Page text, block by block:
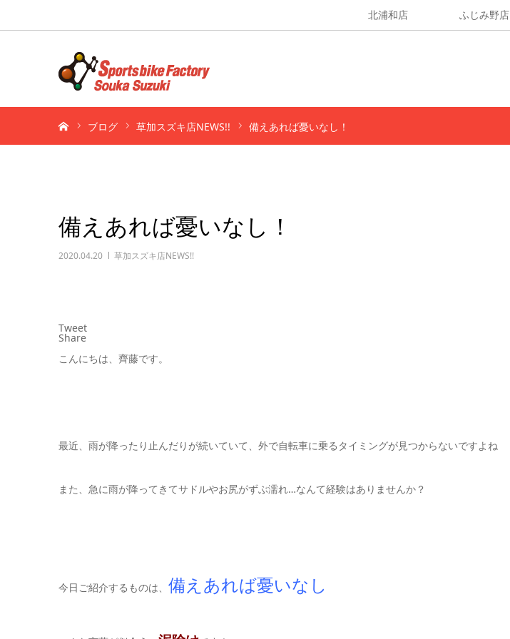
北浦和店 ふじみ野店
ブログ 草加スズキ店NEWS!! 備えあれば憂いなし！
備えあれば憂いなし！
2020.04.20 草加スズキ店NEWS!!
Tweet
Share
こんにちは、齊藤です。
最近、雨が降ったり止んだりが続いていて、外で自転車に乗るタイミングが見つからないですよね
また、急に雨が降ってきてサドルやお尻がずぶ濡れ…なんて経験はありませんか？
今日ご紹介するものは、 備えあれば憂いなし